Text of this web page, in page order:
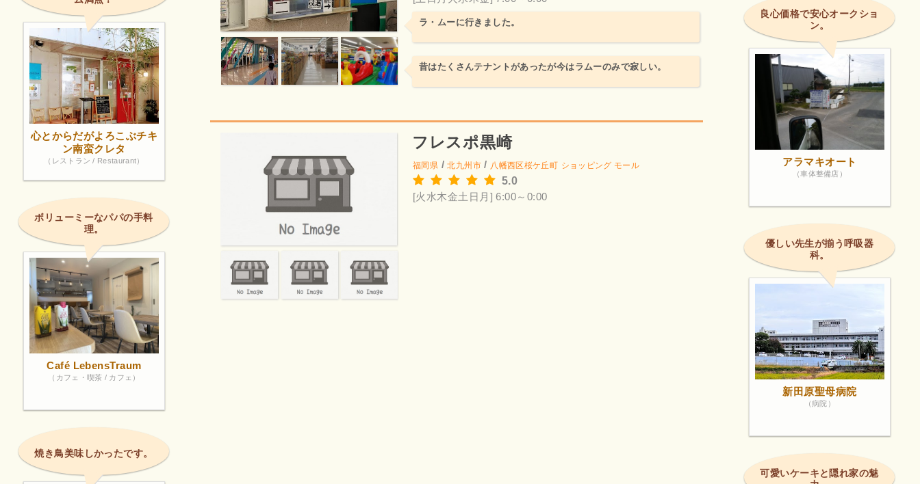
ラ・ムーに行きました。
昔はたくさんテナントがあったが今はラムーのみで寂しい。
フレスポ黒崎
福岡県 /北九州市/ 八幡西区桜ケ丘町 ショッピング モール
5.0
[火水木金土日月] 6:00～0:00
心とからだがよろこぶチキ
ン南蛮クレタ
（レストラン / Restaurant）
ボリューミーなパパの手料
理。
Café LebensTraum
（カフェ・喫茶 / カフェ）
焼き鳥美味しかったです。
良心価格で安心オークショ
ン。
アラマキオート
（車体整備店）
優しい先生が揃う呼吸器
科。
新田原聖母病院
（病院）
可愛いケーキと隠れ家の魅